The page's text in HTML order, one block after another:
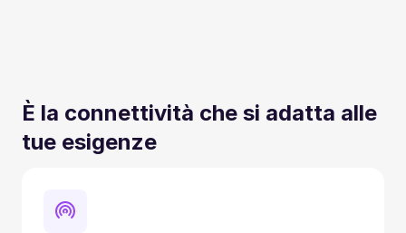
È la connettività che si adatta alle
tue esigenze